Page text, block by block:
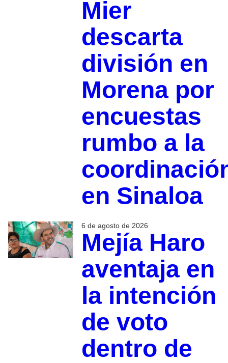
Mier
descarta
división en
Morena por
encuestas
rumbo a la
en Sinaloa
6 de agosto de 2026
Mejía Haro
aventaja en
la intención
de voto
dentro de